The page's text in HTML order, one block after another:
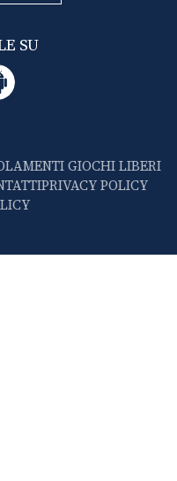
SU
GIOCHI LIBERI
PRIVACY POLICY